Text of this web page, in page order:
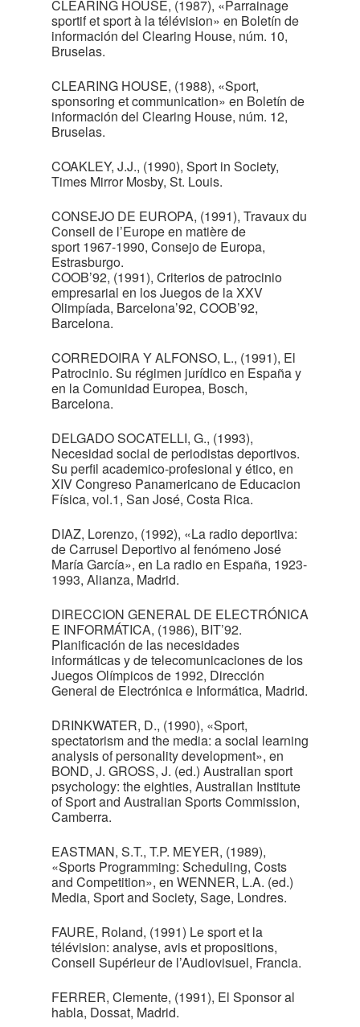
CLEARING HOUSE, (1987), «Parrainage
sportif et sport à la télévision» en Boletín de
información del Clearing House, núm. 10,
Bruselas.
CLEARING HOUSE, (1988), «Sport,
sponsoring et communication» en Boletín de
información del Clearing House, núm. 12,
Bruselas.
COAKLEY, J.J., (1990), Sport in Society,
Times Mirror Mosby, St. Louis.
CONSEJO DE EUROPA, (1991), Travaux du
Conseil de l’Europe en matière de
sport 1967-1990, Consejo de Europa,
Estrasburgo.
COOB’92, (1991), Criterios de patrocinio
empresarial en los Juegos de la XXV
Olimpíada, Barcelona’92, COOB’92,
Barcelona.
CORREDOIRA Y ALFONSO, L., (1991), El
Patrocinio. Su régimen jurídico en España y
en la Comunidad Europea, Bosch,
Barcelona.
DELGADO SOCATELLI, G., (1993),
Necesidad social de periodistas deportivos.
Su perfil academico-profesional y ético, en
XIV Congreso Panamericano de Educacion
Física, vol.1, San José, Costa Rica.
DIAZ, Lorenzo, (1992), «La radio deportiva:
de Carrusel Deportivo al fenómeno José
María García», en La radio en España, 1923-
1993, Alianza, Madrid.
DIRECCION GENERAL DE ELECTRÓNICA
E INFORMÁTICA, (1986), BIT’92.
Planificación de las necesidades
informáticas y de telecomunicaciones de los
Juegos Olímpicos de 1992, Dirección
General de Electrónica e Informática, Madrid.
DRINKWATER, D., (1990), «Sport,
spectatorism and the media: a social learning
analysis of personality development», en
BOND, J. GROSS, J. (ed.) Australian sport
psychology: the eighties, Australian Institute
of Sport and Australian Sports Commission,
Camberra.
EASTMAN, S.T., T.P. MEYER, (1989),
«Sports Programming: Scheduling, Costs
and Competition», en WENNER, L.A. (ed.)
Media, Sport and Society, Sage, Londres.
FAURE, Roland, (1991) Le sport et la
télévision: analyse, avis et propositions,
Conseil Supérieur de l’Audiovisuel, Francia.
FERRER, Clemente, (1991), El Sponsor al
habla, Dossat, Madrid.